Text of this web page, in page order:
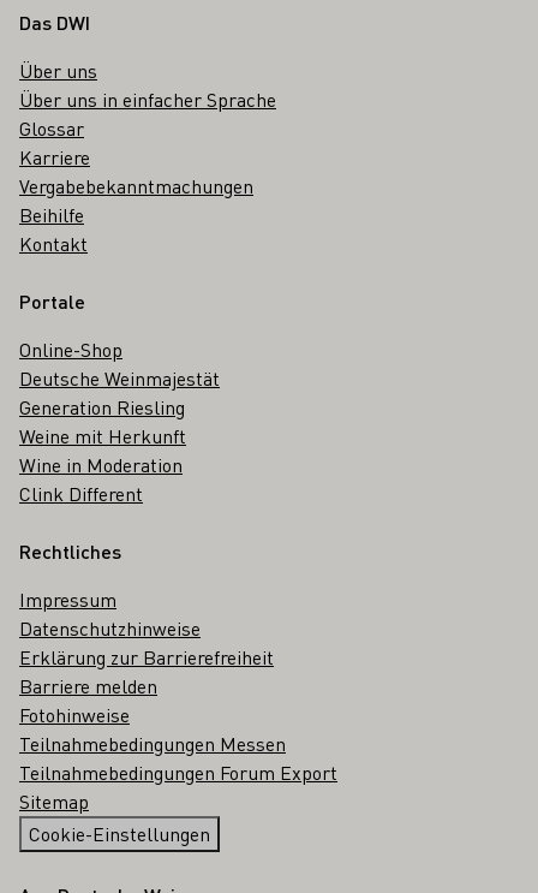
Fußbereich
Das DWI
Über uns
Über uns in einfacher Sprache
Glossar
Karriere
Vergabebekanntmachungen
Beihilfe
Kontakt
Portale
Online-Shop
Deutsche Weinmajestät
Generation Riesling
Weine mit Herkunft
Wine in Moderation
Clink Different
Rechtliches
Impressum
Datenschutzhinweise
Erklärung zur Barrierefreiheit
Barriere melden
Fotohinweise
Teilnahmebedingungen Messen
Teilnahmebedingungen Forum Export
Sitemap
Cookie-Einstellungen